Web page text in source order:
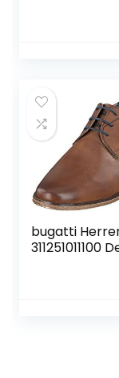
bugatti
311251011100